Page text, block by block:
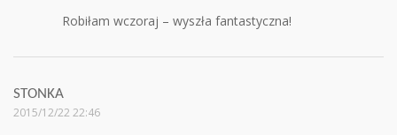
Robiłam wczoraj – wyszła fantastyczna!
STONKA
2015/12/22 22:46